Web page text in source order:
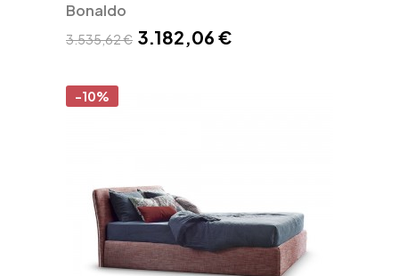
Bonaldo
3.535,62 € 3.182,06 €
-10%